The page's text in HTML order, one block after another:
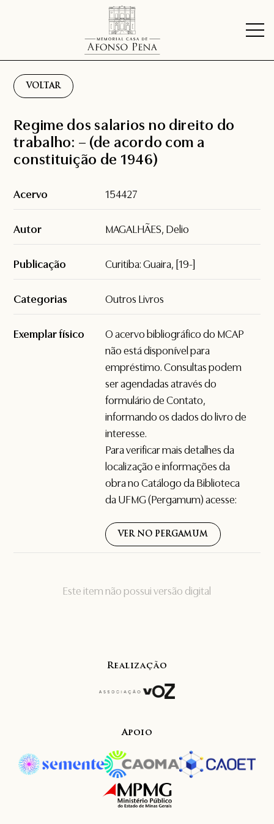
VOLTAR
Este item não possui versão digital
Regime dos salarios no direito do
trabalho: – (de acordo com a
constituição de 1946)
Acervo 154427
Autor MAGALHÃES, Delio
Publicação Curitiba: Guaira, [19-]
Categorias Outros Livros
Exemplar físico
O acervo bibliográfico do MCAP
não está disponível para
empréstimo. Consultas podem
ser agendadas através do
formulário deContato,
informando os dados do livro de
interesse.
Para verificar mais detalhes da
localização e informações da
obra no Catálogo da Biblioteca
da UFMG (Pergamum) acesse:
VER NO PERGAMUM
Realização
Apoio